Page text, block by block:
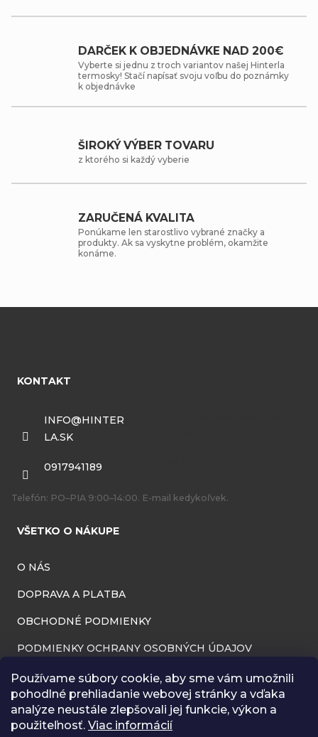
Používame súbory cookie, aby sme vám umožnili
pohodlné prehliadanie webovej stránky a vďaka
analýze neustále zlepšovali jej funkcie, výkon a
použiteľnosť. Viac informácií
DARČEK K OBJEDNÁVKE NAD 200€
Vyberte si jednu z troch variantov našej Hinterla
termosky! Stačí napísať svoju voľbu do poznámky
k objednávke
ŠIROKÝ VÝBER TOVARU
z ktorého si každý vyberie
ZARUČENÁ KVALITA
Ponúkame len starostlivo vybrané značky a
produkty. Ak sa vyskytne problém, okamžite
konáme.
KONTAKT
INFO@HINTER
LA.SK
0917941189
Telefón: PO–PIA 9:00–14:00. E-mail kedykoľvek.
VŠETKO O NÁKUPE
O NÁS
DOPRAVA A PLATBA
OBCHODNÉ PODMIENKY
PODMIENKY OCHRANY OSOBNÝCH ÚDAJOV
INFORMÁCIE O PREVÁDZKOVATEĽOVI
REKLAMAČNÝ PORIADOK
ODSTÚPENIE OD ZMLUVY (VRÁTENIE TOVARU)